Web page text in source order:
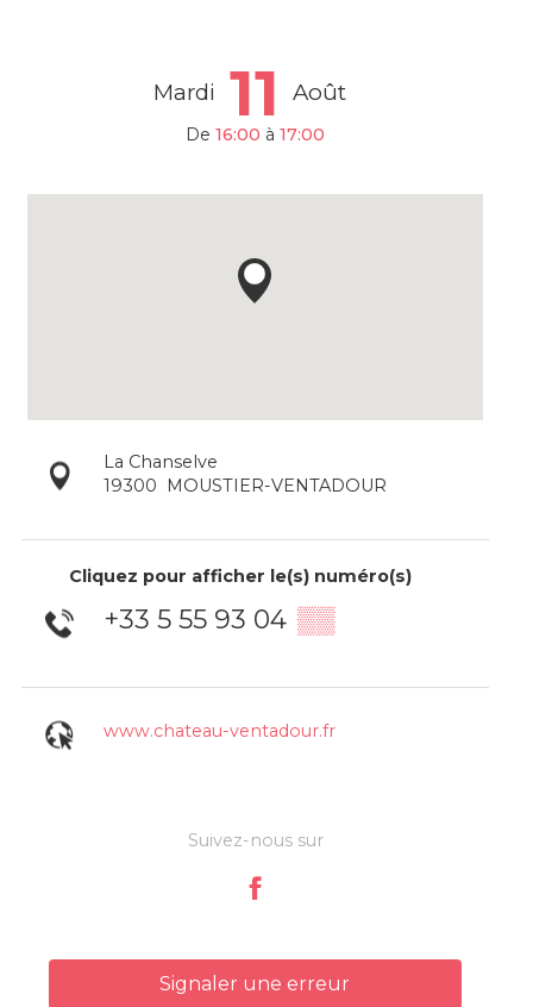
Mardi 11 Août
De 16:00 à 17:00
La Chanselve
19300
MOUSTIER-VENTADOUR
Cliquez pour afficher le(s) numéro(s)
+33 5 55 93 04 ▒▒
www.chateau-ventadour.fr
Suivez-nous sur
Signaler une erreur